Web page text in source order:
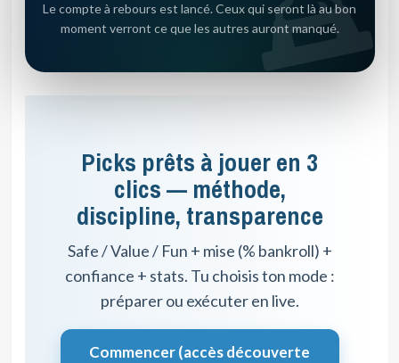
Le compte à rebours est lancé. Ceux qui seront là au bon
moment verront ce que les autres auront manqué.
Picks prêts à jouer en 3
clics — méthode,
discipline, transparence
Safe / Value / Fun + mise (% bankroll) +
confiance + stats. Tu choisis ton mode :
préparer ou exécuter en live.
Commencer (accès découverte